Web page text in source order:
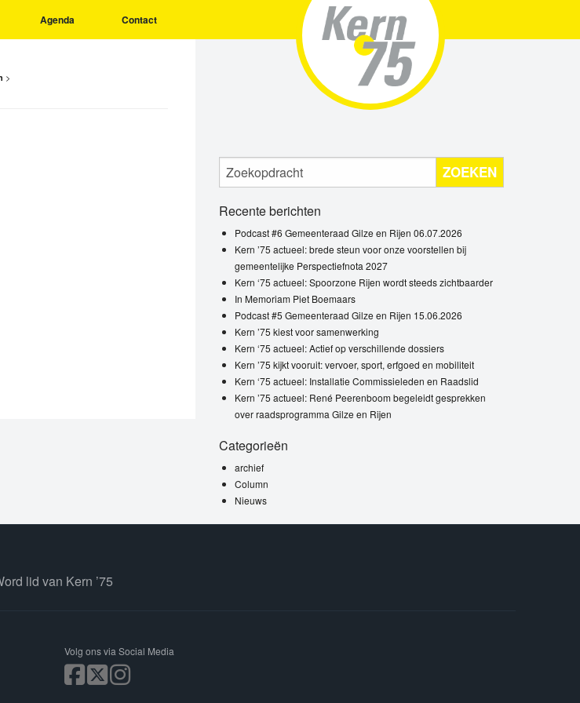
Agenda Contact
>
ZOEKEN
Recente berichten
Podcast #6 Gemeenteraad Gilze en Rijen 06.07.2026
Kern ’75 actueel: brede steun voor onze voorstellen bij
gemeentelijke Perspectiefnota 2027
Kern ‘75 actueel: Spoorzone Rijen wordt steeds zichtbaarder
In Memoriam Piet Boemaars
Podcast #5 Gemeenteraad Gilze en Rijen 15.06.2026
Kern ’75 kiest voor samenwerking
Kern ‘75 actueel: Actief op verschillende dossiers
Kern ’75 kijkt vooruit: vervoer, sport, erfgoed en mobiliteit
Kern ‘75 actueel: Installatie Commissieleden en Raadslid
Kern ’75 actueel: René Peerenboom begeleidt gesprekken
over raadsprogramma Gilze en Rijen
Categorieën
archief
Column
Nieuws
lid van Kern ’75
Volg ons via Social Media